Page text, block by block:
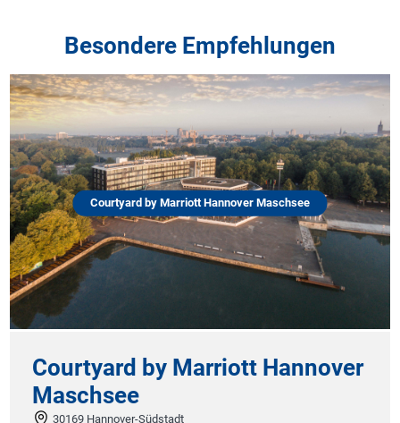
Besondere Empfehlungen
Courtyard by Marriott Hannover Maschsee
Courtyard by Marriott Hannover
Maschsee
30169 Hannover-Südstadt